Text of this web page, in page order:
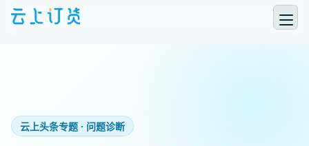
云上头条专题 · 问题诊断